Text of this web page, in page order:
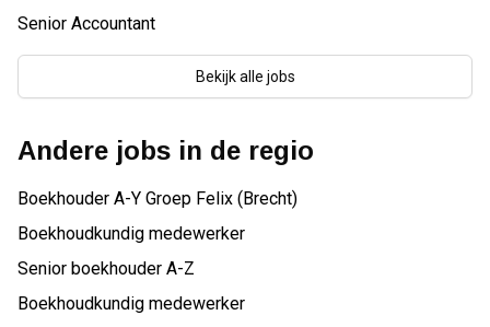
Senior Accountant
Bekijk alle jobs
Andere jobs in de regio
Boekhouder A-Y Groep Felix (Brecht)
Boekhoudkundig medewerker
Senior boekhouder A-Z
Boekhoudkundig medewerker